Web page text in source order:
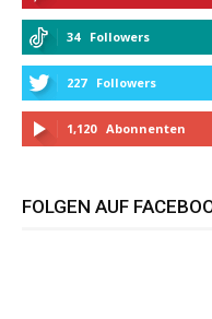
34 Followers
227 Followers
1,120 Abonnenten
FOLGEN AUF